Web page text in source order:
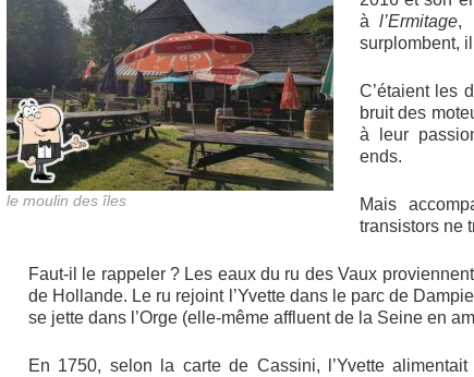
le moulin des îles
àl’Ermitage,
surplombent,
C’étaient les
bruit des
à leur
ends.
Mais
transistors ne
Faut-il le rappeler ? Les eaux du ru des Vaux
de Hollande. Le ru rejoint l’Yvette dans le parc de
se jette dans l’Orge (elle-même affluent de la Seine en
En 1750, selon la carte de Cassini, l’Yvette